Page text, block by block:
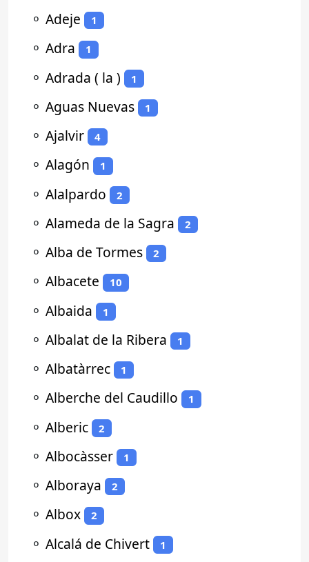
⚬ Adeje 1
⚬ Adra 1
⚬ Adrada ( la ) 1
⚬ Aguas Nuevas 1
⚬ Ajalvir 4
⚬ Alagón 1
⚬ Alalpardo 2
⚬ Alameda de la Sagra 2
⚬ Alba de Tormes 2
⚬ Albacete 10
⚬ Albaida 1
⚬ Albalat de la Ribera 1
⚬ Albatàrrec 1
⚬ Alberche del Caudillo 1
⚬ Alberic 2
⚬ Albocàsser 1
⚬ Alboraya 2
⚬ Albox 2
⚬ Alcalá de Chivert 1